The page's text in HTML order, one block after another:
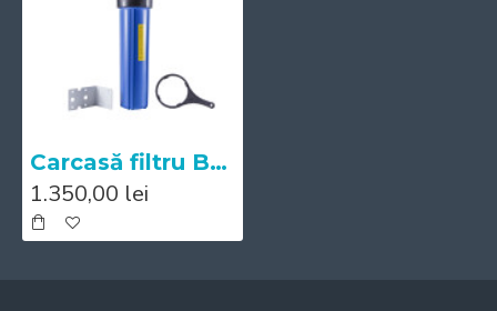
Carcasă filtru BB20 1"
1.350,00 lei